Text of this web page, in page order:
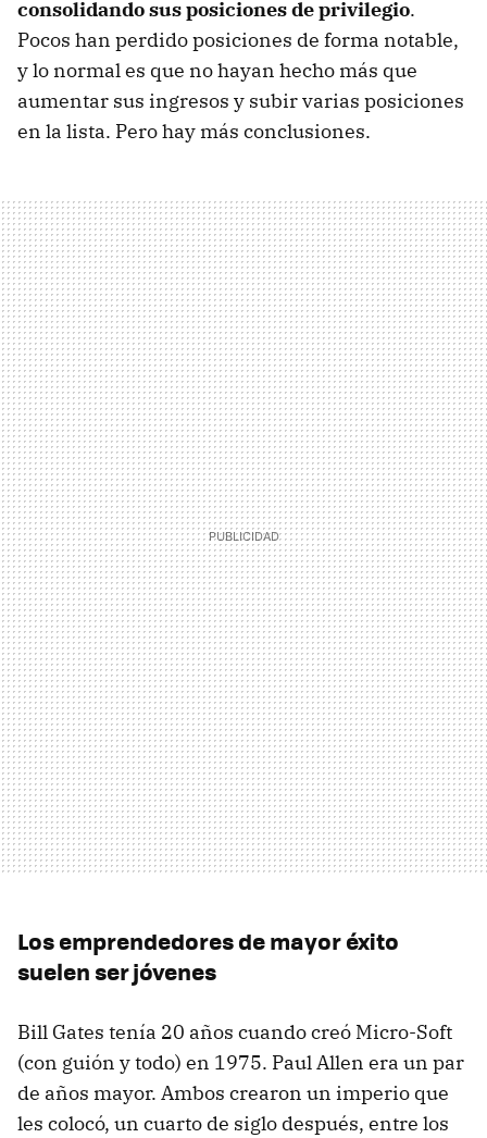
consolidando sus posiciones de privilegio.
Pocos han perdido posiciones de forma notable,
y lo normal es que no hayan hecho más que
aumentar sus ingresos y subir varias posiciones
en la lista. Pero hay más conclusiones.
Los emprendedores de mayor éxito
suelen ser jóvenes
Bill Gates tenía 20 años cuando creó Micro-Soft
(con guión y todo) en 1975. Paul Allen era un par
de años mayor. Ambos crearon un imperio que
les colocó, un cuarto de siglo después, entre los